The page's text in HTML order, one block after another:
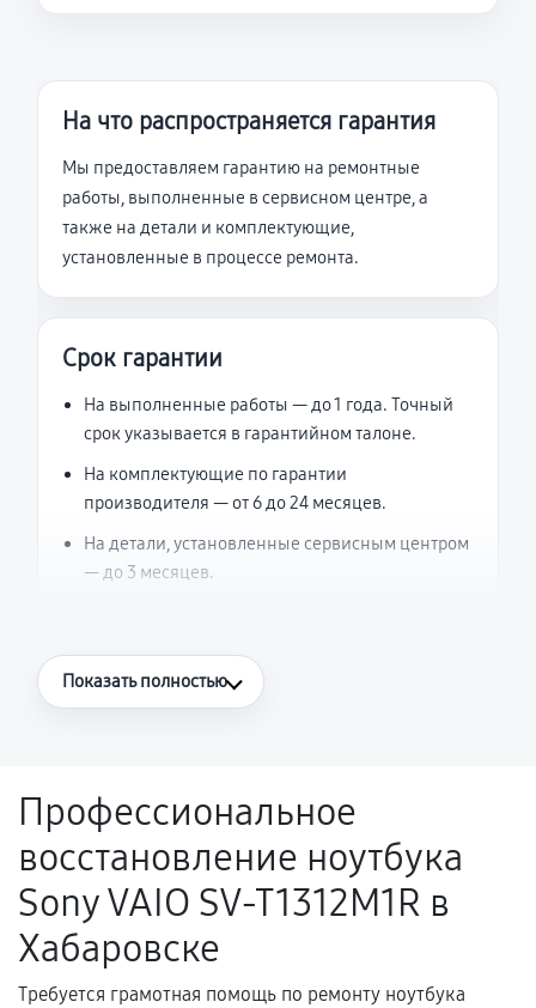
На что распространяется гарантия
Мы предоставляем гарантию на ремонтные
работы, выполненные в сервисном центре, а
также на детали и комплектующие,
установленные в процессе ремонта.
Срок гарантии
На выполненные работы — до 1 года. Точный
срок указывается в гарантийном талоне.
На комплектующие по гарантии
производителя — от 6 до 24 месяцев.
На детали, установленные сервисным центром
— до 3 месяцев.
Что считается гарантийным случаем
Поломка установленной детали при
нормальной эксплуатации в течение
гарантийного срока.
Несоответствие комплектующей заявленным
техническим характеристикам.
Показать полностью
Профессиональное
восстановление ноутбука
Sony VAIO SV-T1312M1R в
Хабаровске
Требуется грамотная помощь по ремонту ноутбука